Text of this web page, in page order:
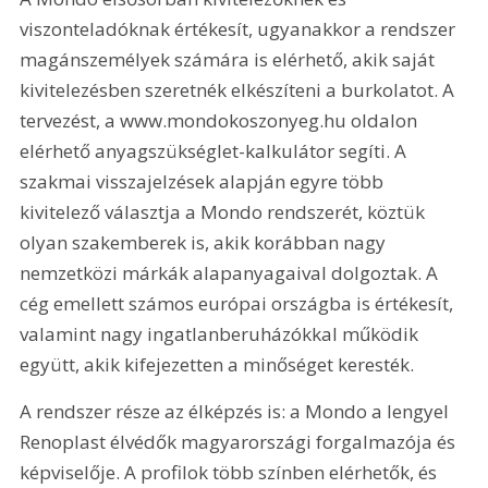
viszonteladóknak értékesít, ugyanakkor a rendszer
magánszemélyek számára is elérhető, akik saját
kivitelezésben szeretnék elkészíteni a burkolatot. A
tervezést, a www.mondokoszonyeg.hu oldalon
elérhető anyagszükséglet-kalkulátor segíti. A
szakmai visszajelzések alapján egyre több
kivitelező választja a Mondo rendszerét, köztük
olyan szakemberek is, akik korábban nagy
nemzetközi márkák alapanyagaival dolgoztak. A
cég emellett számos európai országba is értékesít,
valamint nagy ingatlanberuházókkal működik
együtt, akik kifejezetten a minőséget keresték.
A rendszer része az élképzés is: a Mondo a lengyel
Renoplast élvédők magyarországi forgalmazója és
képviselője. A profilok több színben elérhetők, és